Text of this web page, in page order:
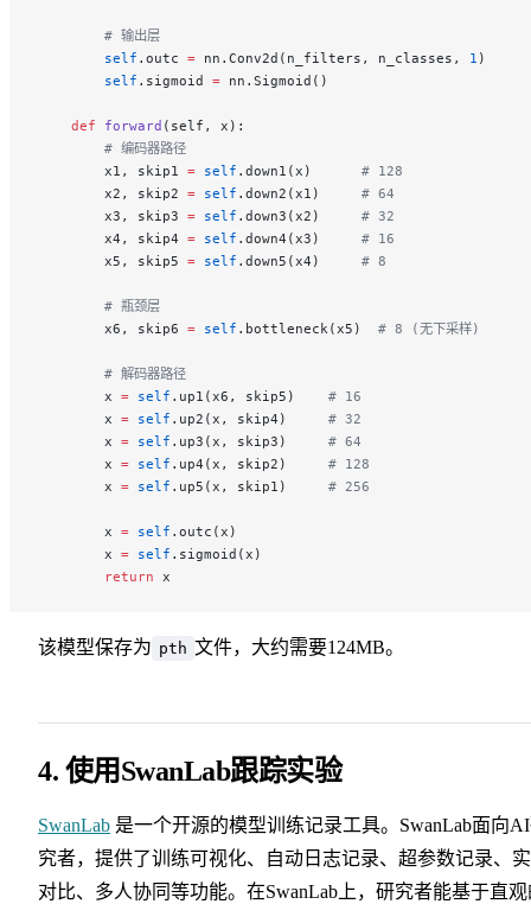
        # 输出层
        self
.outc = nn.Conv2d(n_filters, n_classes, 1 )
        self
.sigmoid = nn.Sigmoid()
    def
forward (self, x):
        # 编码器路径
        x1, skip1
= self .down1(x) # 128
        x2, skip2
= self .down2(x1) # 64
        x3, skip3
= self .down3(x2) # 32
        x4, skip4
= self .down4(x3) # 16
        x5, skip5
= self .down5(x4) # 8
        # 瓶颈层
        x6, skip6
= self .bottleneck(x5) # 8 (无下采样)
        # 解码器路径
        x
= self .up1(x6, skip5) # 16
        x
= self .up2(x, skip4) # 32
        x
= self .up3(x, skip3) # 64
        x
= self .up4(x, skip2) # 128
        x
= self .up5(x, skip1) # 256
        x
= self .outc(x)
        x
= self .sigmoid(x)
        return
x
该模型保存为 pth 文件，大约需要124MB。
4. 使用SwanLab跟踪实验
SwanLab 是一个开源的模型训练记录工具。SwanLab面向
究者，提供了训练可视化、自动日志记录、超参数记录、
对比、多人协同等功能。在SwanLab上，研究者能基于直